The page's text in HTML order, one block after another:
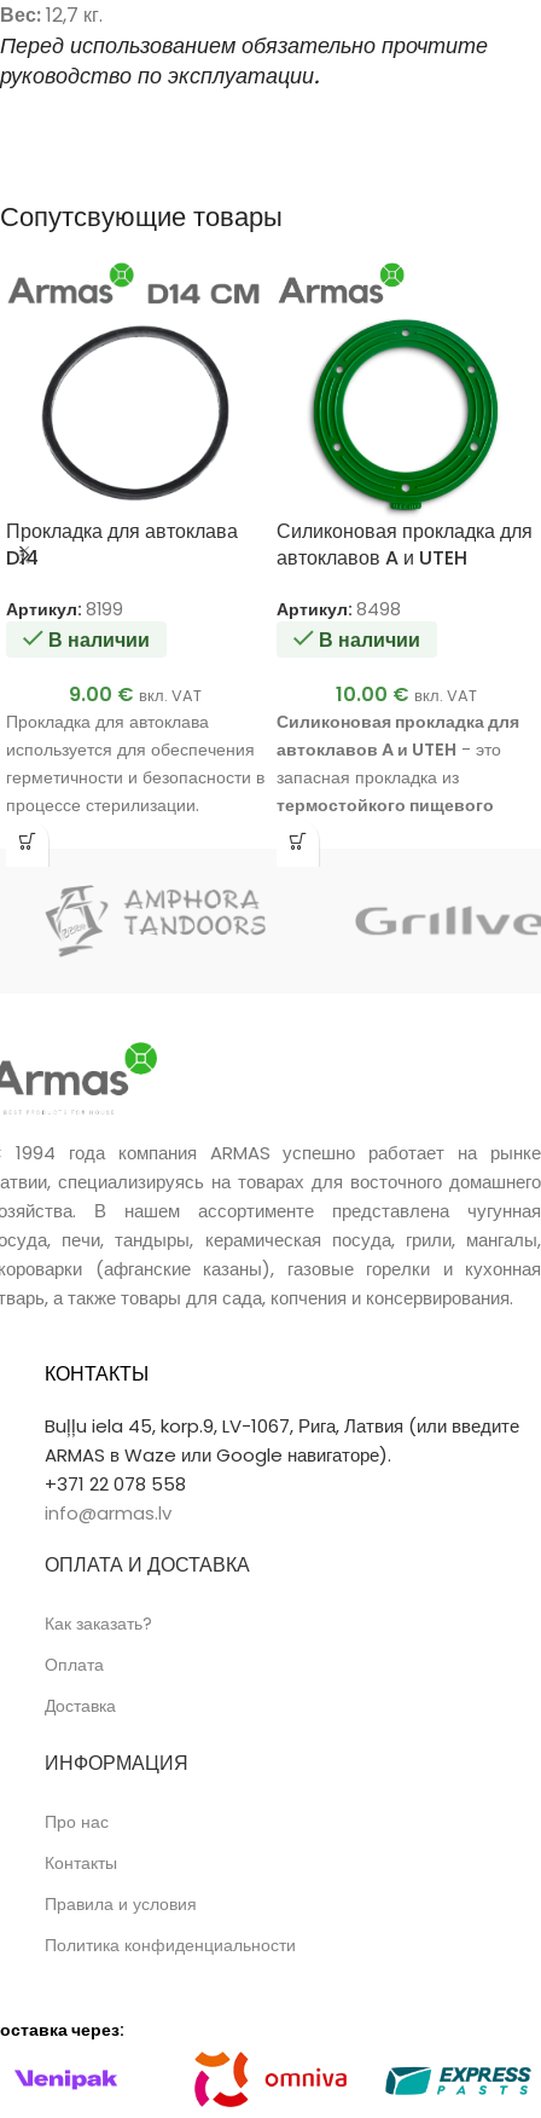
Вес:12,7 кг.
Перед использованием обязательно прочтите
руководство по эксплуатации.
Сопутсвующие товары
Прокладка для автоклава
D14
Артикул: 8199
В наличии
9.00 € вкл. VAT
Прокладка для автоклава
используется для обеспечения
герметичности и безопасности в
процессе стерилизации.
Силиконовая прокладка для
автоклавов A и UTEH
Артикул: 8498
В наличии
10.00 € вкл. VAT
Силиконовая прокладка для
автоклавов A и UTEH - это
запасная прокладка из
термостойкого пищевого
силикона
для автоклавов серий UTEHиA.
1994 года компания ARMAS успешно работает на рынке
специализируясь на товарах для восточного домашнего
В нашем ассортименте представлена чугунная
печи, тандыры, керамическая посуда, грили, мангалы,
(афганские казаны), газовые горелки и кухонная
а также товары для сада, копчения и консервирования.
КОНТАКТЫ
Buļļu iela 45, korp.9, LV-1067, Рига, Латвия (или введите
ARMAS в Waze или Google навигаторе).
+371 22 078 558
info@armas.lv
ОПЛАТА И ДОСТАВКА
Как заказать?
Оплата
Доставка
ИНФОРМАЦИЯ
Про нас
Контакты
Правила и условия
Политика конфиденциальности
через: